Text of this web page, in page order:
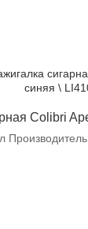
Colibri